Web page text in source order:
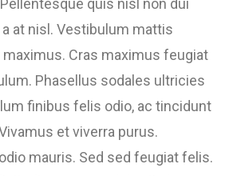
quis nisl non dui
at nisl. Vestibulum mattis
Cras maximus feugiat
Phasellus sodales ultricies
finibus felis odio, ac tincidunt
et viverra purus.
mauris. Sed sed feugiat felis.